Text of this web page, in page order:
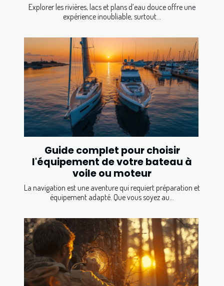
Explorer les rivières, lacs et plans d’eau douce offre une
expérience inoubliable, surtout...
Guide complet pour choisir
l'équipement de votre bateau à
voile ou moteur
La navigation est une aventure qui requiert préparation et
équipement adapté. Que vous soyez au...